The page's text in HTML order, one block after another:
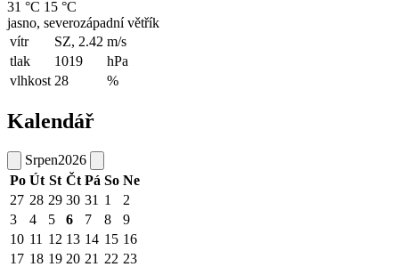
31 °C 15 °C
jasno, severozápadní větřík
vítr
SZ, 2.42 m/s
tlak
1019
hPa
vlhkost 28 %
Kalendář
Srpen2026
Po Út St Čt Pá So Ne
27 28 29 30 31 1
2
3
4 5 6 7 8
9
10 11 12 13 14 15 16
17 18 19 20 21 22 23